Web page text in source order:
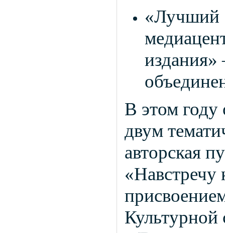
издания»
В этом году
двум
авторская
«Навстречу
Культурной